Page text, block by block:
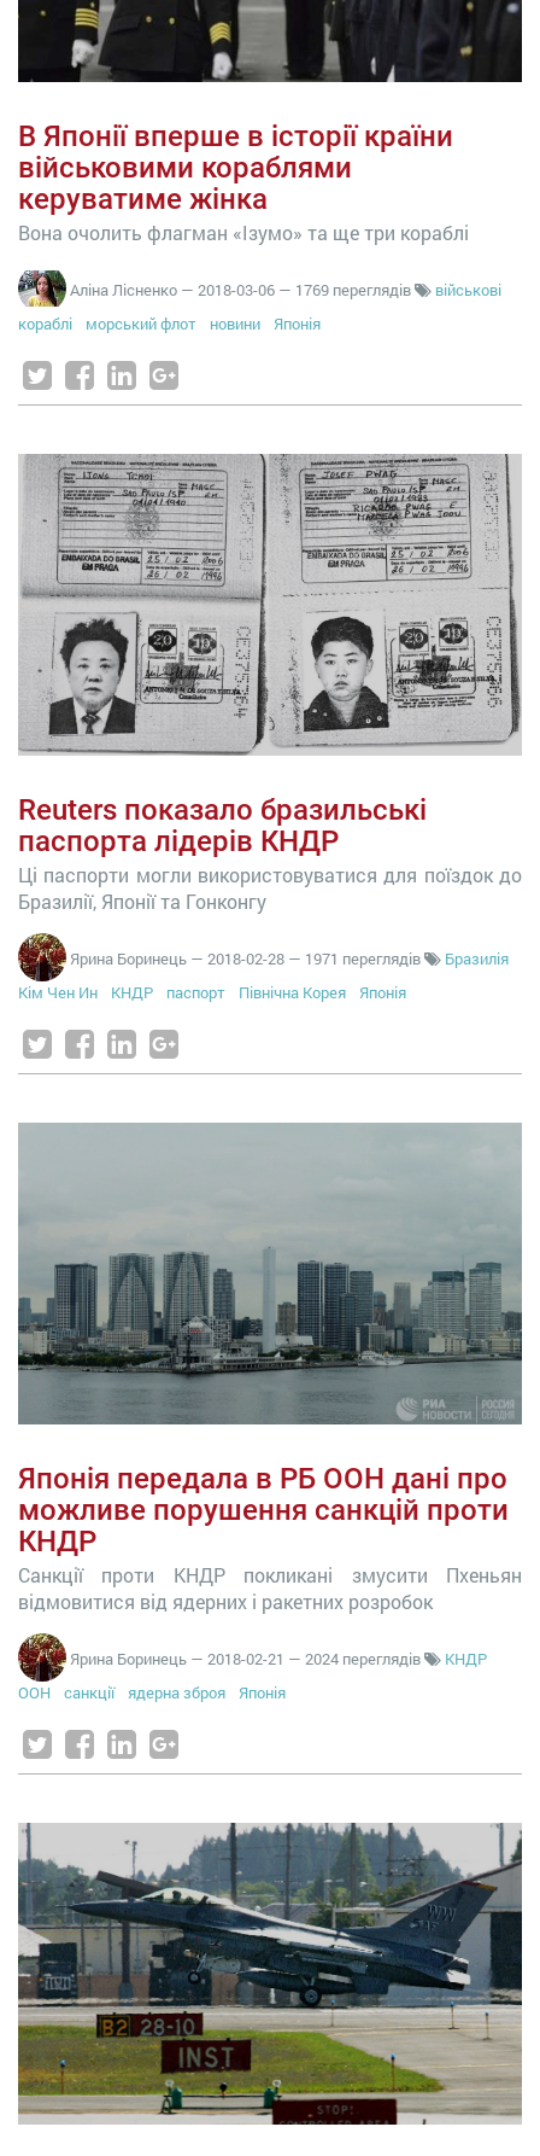
В Японії вперше в історії країни
військовими кораблями
керуватиме жінка
Вона очолить флагман «Ізумо» та ще три кораблі
Аліна Лісненко — 2018-03-06 — 1769 переглядів
військові
кораблі
морський флот новини Японія
Reuters показало бразильські
паспорта лідерів КНДР
Ці паспорти могли використовуватися для поїздок до
Бразилії, Японії та Гонконгу
Ярина Боринець — 2018-02-28 — 1971 переглядів
Бразилія
Кім Чен Ин
КНДР паспорт Північна Корея Японія
Японія передала в РБ ООН дані про
можливе порушення санкцій проти
КНДР
Санкції проти КНДР покликані змусити Пхеньян
відмовитися від ядерних і ракетних розробок
Ярина Боринець — 2018-02-21 — 2024 переглядів
КНДР
ООН
санкції ядерна зброя Японія